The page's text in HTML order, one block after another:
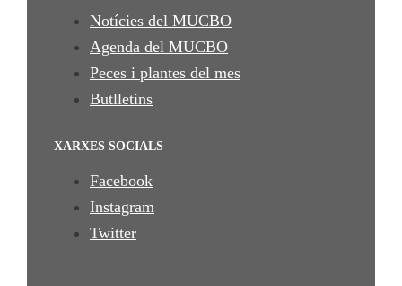
Notícies del MUCBO
Agenda del MUCBO
Peces i plantes del mes
Butlletins
XARXES SOCIALS
Facebook
Instagram
Twitter